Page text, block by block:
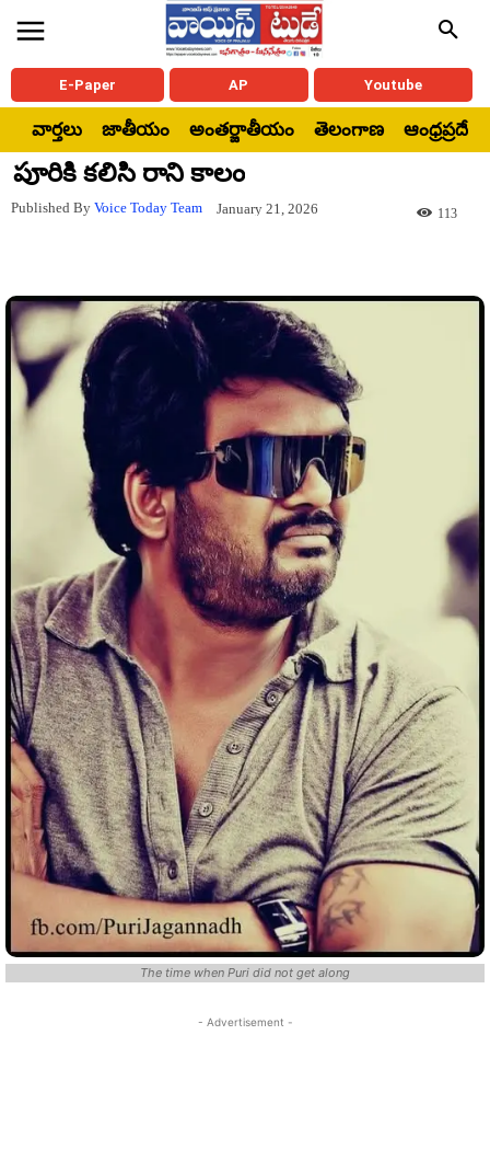
E-Paper AP Youtube
వార్తలు జాతీయం అంతర్జాతీయం తెలంగాణ ఆంధ్రప్రదేశ్
పూరికి కలిసి రాని కాలం
Published By Voice Today Team January 21, 2026 113
The time when Puri did not get along
- Advertisement -